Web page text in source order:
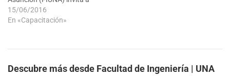
participar del taller “Tus
pensamientos determinan
09:00 a 11:00, en el marco
para el Desarrollo personal.…
15/06/2016
En «Capacitación»
Descubre más desde Facultad de Ingeniería | UNA